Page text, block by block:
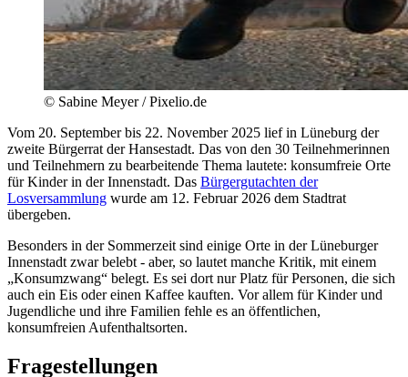
© Sabine Meyer / Pixelio.de
Vom 20. September bis 22. November 2025 lief in Lüneburg der
zweite Bürgerrat der Hansestadt. Das von den 30 Teilnehmerinnen
und Teilnehmern zu bearbeitende Thema lautete: konsumfreie Orte
für Kinder in der Innenstadt. Das Bürgergutachten der
Losversammlung wurde am 12. Februar 2026 dem Stadtrat
übergeben.
Besonders in der Sommerzeit sind einige Orte in der Lüneburger
Innenstadt zwar belebt - aber, so lautet manche Kritik, mit einem
„Konsumzwang“ belegt. Es sei dort nur Platz für Personen, die sich
auch ein Eis oder einen Kaffee kauften. Vor allem für Kinder und
Jugendliche und ihre Familien fehle es an öffentlichen,
konsumfreien Aufenthaltsorten.
Fragestellungen